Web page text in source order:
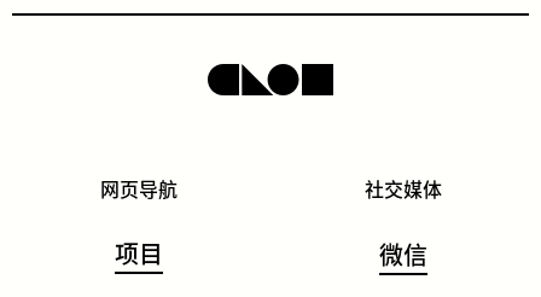
网页导航
项目
社交媒体
微信